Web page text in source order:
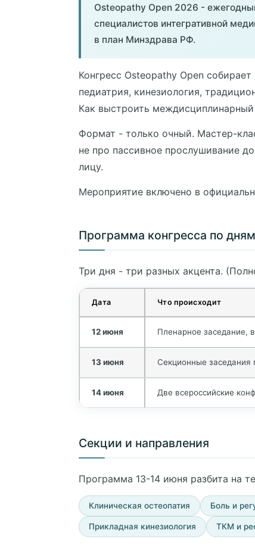
Osteopathy Open 2026 -
специалистов интегративной
в план Минздрава РФ.
Конгресс Osteopathy Open
педиатрия, кинезиология,
Как выстроить
Формат - только очный. Мастер-
не про пассивное прослушивание
лицу.
Мероприятие включено в
Программа конгресса по дням
Три дня - три разных акцента.
Дата Что происходит
12 июня Пленарное заседание,
13 июня Секционные заседания
14 июня Две всероссийские
Секции и направления
Программа 13-14 июня разбита на
Клиническая остеопатия Боль и
Прикладная кинезиология ТКМ и